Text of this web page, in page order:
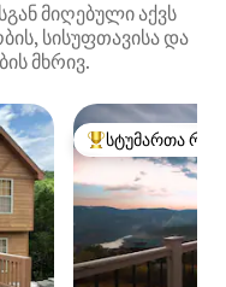
მიღებული აქვს
სისუფთავისა და
მხრივ.
სტუმართა
სტუმართა